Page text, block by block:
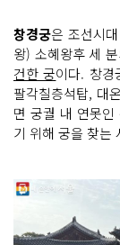
창경궁은 조선시
왕) 소혜왕후 세
건한 궁이다. 창경
팔각칠층석탑, 대
면 궁궐 내 연못인
기 위해 궁을 찾는